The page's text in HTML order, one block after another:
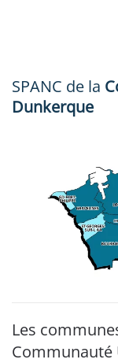
SPANC de la
Dunkerque
Les
Communauté